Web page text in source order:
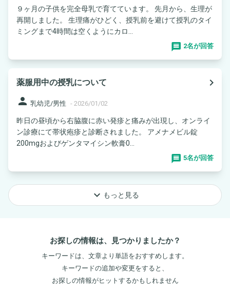
９ヶ月の子供を完全母乳で育てています。 先月から、生理が
再開しました。 生理痛がひどく、授乳前を避けて授乳のタイ
ミングまで4時間は空くようにカロ...
2名が回答
薬服用中の授乳について
navigate_next
person 乳幼児/男性 - 2026/01/02
昨日の昼頃から右脇腹に赤い発疹と痛みが出現し、オンライ
ン診療にて帯状疱疹と診断されました。 アメナメビル錠
200mgおよびゲンタマイシン軟膏0...
5名が回答
keyboard_arrow_down もっと見る
お探しの情報は、見つかりましたか？
キーワードは、文章より単語をおすすめします。
キーワードの追加や変更をすると、
お探しの情報がヒットするかもしれません